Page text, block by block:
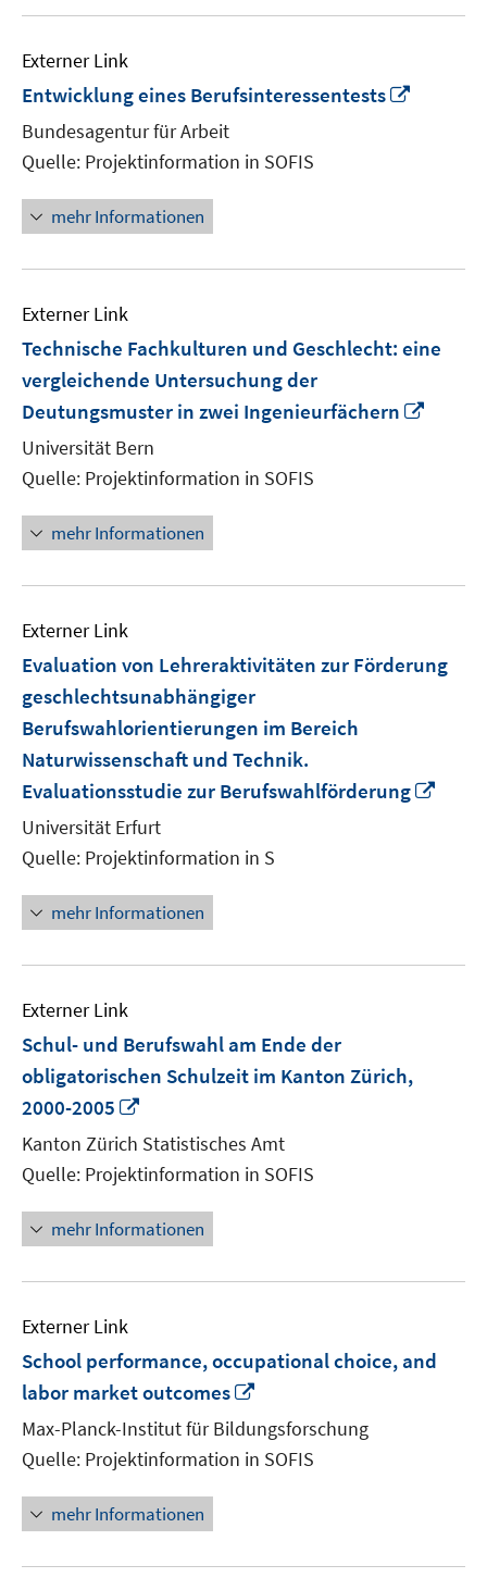
Externer Link
Entwicklung eines Berufsinteressentests
Bundesagentur für Arbeit
Quelle: Projektinformation in SOFIS
mehr Informationen
Externer Link
Technische Fachkulturen und Geschlecht: eine
vergleichende Untersuchung der
Deutungsmuster in zwei Ingenieurfächern
Universität Bern
Quelle: Projektinformation in SOFIS
mehr Informationen
Externer Link
Evaluation von Lehreraktivitäten zur Förderung
geschlechtsunabhängiger
Berufswahlorientierungen im Bereich
Naturwissenschaft und Technik.
Evaluationsstudie zur Berufswahlförderung
Universität Erfurt
Quelle: Projektinformation in S
mehr Informationen
Externer Link
Schul- und Berufswahl am Ende der
obligatorischen Schulzeit im Kanton Zürich,
2000-2005
neuem
Fenster
öffnen
Kanton Zürich Statistisches Amt
Quelle: Projektinformation in SOFIS
mehr Informationen
Externer Link
School performance, occupational choice, and
labor market outcomes
neuem
Fenster
öffnen
Max-Planck-Institut für Bildungsforschung
Quelle: Projektinformation in SOFIS
mehr Informationen